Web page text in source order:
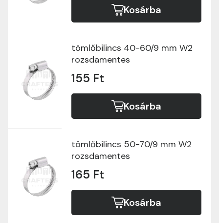
Kosárba
tömlőbilincs 40-60/9 mm W2
rozsdamentes
155 Ft
Kosárba
tömlőbilincs 50-70/9 mm W2
rozsdamentes
165 Ft
Kosárba